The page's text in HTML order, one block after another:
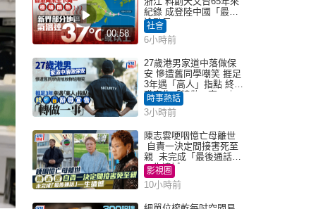
00:58
紀錄 成登陸中國「最長
途颱風」
社會
6小時前
27歲港男家道中落做保
安 慘遭舊同學嘲笑 捱足
3年遇「高人」指點 終辭
職宣告「轉做一事」｜
Juicy叮
時事熱話
3小時前
陳志雲哽咽憶亡母離世
自責一決定間接害死至
親 未完成「最後通話」
一生遺憾
影視圈
10小時前